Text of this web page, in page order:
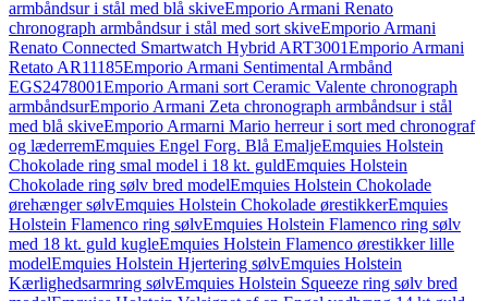
armbåndsur i stål med blå skiveEmporio Armani Renato
chronograph armbåndsur i stål med sort skiveEmporio Armani
Renato Connected Smartwatch Hybrid ART3001Emporio Armani
Retato AR11185Emporio Armani Sentimental Armbånd
EGS2478001Emporio Armani sort Ceramic Valente chronograph
armbåndsurEmporio Armani Zeta chronograph armbåndsur i stål
med blå skiveEmporio Armarni Mario herreur i sort med chronograf
og læderremEmquies Engel Forg. Blå EmaljeEmquies Holstein
Chokolade ring smal model i 18 kt. guldEmquies Holstein
Chokolade ring sølv bred modelEmquies Holstein Chokolade
ørehænger sølvEmquies Holstein Chokolade ørestikkerEmquies
Holstein Flamenco ring sølvEmquies Holstein Flamenco ring sølv
med 18 kt. guld kugleEmquies Holstein Flamenco ørestikker lille
modelEmquies Holstein Hjertering sølvEmquies Holstein
Kærlighedsarmring sølvEmquies Holstein Squeeze ring sølv bred